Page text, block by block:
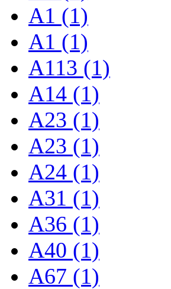
A1 (1)
A1 (1)
A113 (1)
A14 (1)
A23 (1)
A23 (1)
A24 (1)
A31 (1)
A36 (1)
A40 (1)
A67 (1)